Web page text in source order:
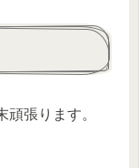
張ります。